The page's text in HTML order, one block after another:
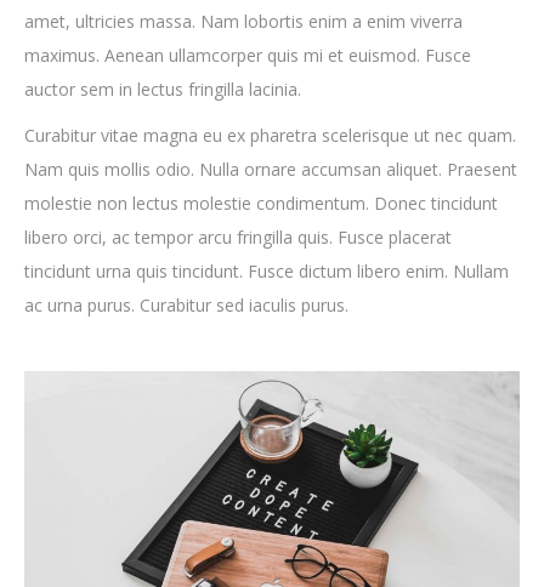
amet, ultricies massa. Nam lobortis enim a enim viverra
maximus. Aenean ullamcorper quis mi et euismod. Fusce
auctor sem in lectus fringilla lacinia.
Curabitur vitae magna eu ex pharetra scelerisque ut nec quam.
Nam quis mollis odio. Nulla ornare accumsan aliquet. Praesent
molestie non lectus molestie condimentum. Donec tincidunt
libero orci, ac tempor arcu fringilla quis. Fusce placerat
tincidunt urna quis tincidunt. Fusce dictum libero enim. Nullam
ac urna purus. Curabitur sed iaculis purus.